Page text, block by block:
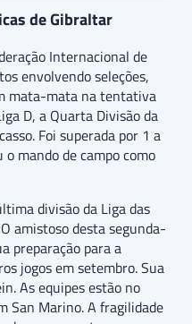
de Gibraltar
Internacional de
envolvendo seleções,
mata-mata na tentativa
D, a Quarta Divisão da
Foi superada por 1 a
mando de campo como
divisão da Liga das
amistoso desta segunda-
preparação para a
jogos em setembro. Sua
As equipes estão no
San Marino. A fragilidade